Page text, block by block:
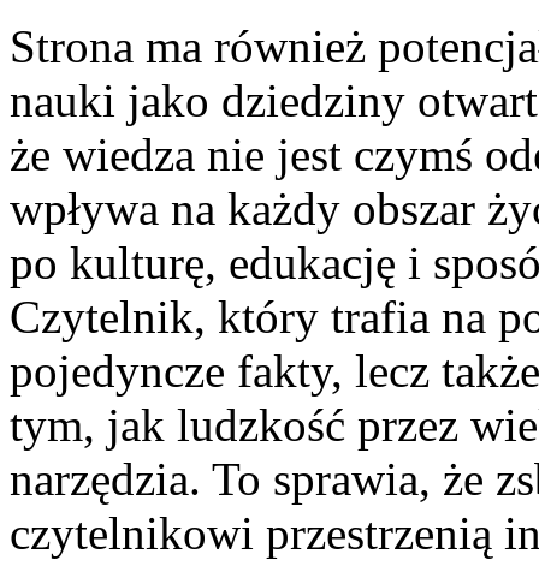
Strona ma również
nauki jako dziedziny
że wiedza nie jest czymś
wpływa na każdy obszar
po kulturę, edukację i
Czytelnik, który trafia na
pojedyncze fakty, lecz
tym, jak ludzkość przez
narzędzia. To sprawia, że
czytelnikowi przestrzenią